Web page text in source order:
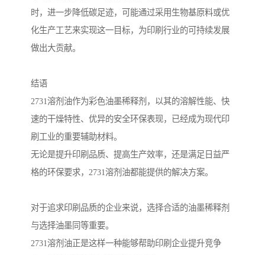
时，进一步降低碳足迹，可能通过采用生物基原料或优
化生产工艺来实现这一目标，为印刷行业的可持续发展
做出大贡献。
结语
2731溶剂油作为彩色油墨稀释剂，以其的溶解性能、快
速的干燥特性、优异的安全环保表现，已经成为现代印
刷工业的重要辅助材料。
无论是提升印刷品质、提高生产效率，还是满足日益严
格的环保要求，2731溶剂油都能提供的解决方案。
对于追求印刷品质的企业来说，选择合适的油墨稀释剂
与选择油墨同等重要。
2731溶剂油正是这样一种能够帮助印刷企业提升竞争